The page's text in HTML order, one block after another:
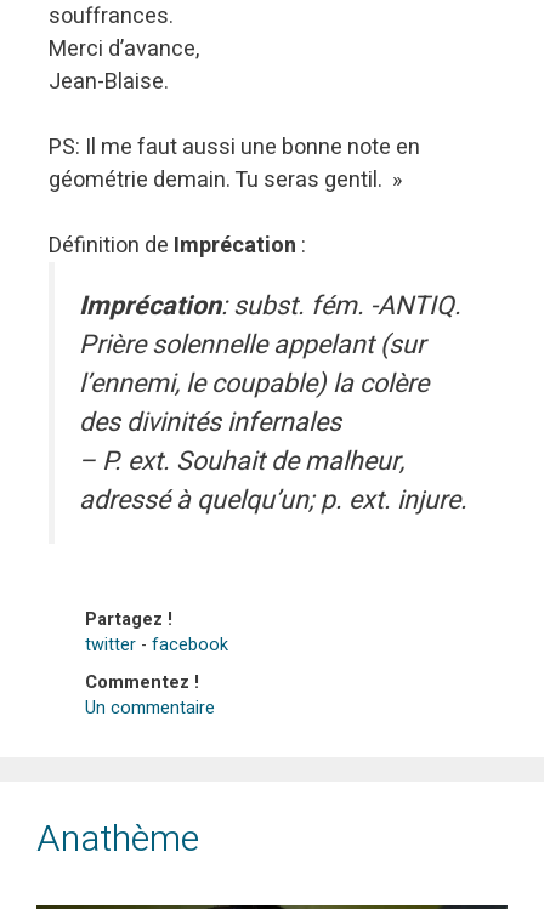
souffrances.
Merci d’avance,
Jean-Blaise.
PS: Il me faut aussi une bonne note en
géométrie demain. Tu seras gentil. »
Définition de Imprécation :
Imprécation: subst. fém. -ANTIQ.
Prière solennelle appelant (sur
l’ennemi, le coupable) la colère
des divinités infernales
– P. ext. Souhait de malheur,
adressé à quelqu’un; p. ext. injure.
Partagez !
twitter - facebook
Commentez !
Un commentaire
Anathème